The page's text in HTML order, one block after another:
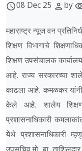
schedule08 Dec 25 personby
महाराष्ट्र न्यूज वन
शिक्षण विभागाचे
शिक्षण उपसंचालक
आहे. राज्य सरकारच्या
काढला आहे. कमळकर यांनी
केले आहे. शालेय शिक्षण
प्रशासनाधिकारी
येथे प्रशासनाधिकारी
उपसचिव मो. बा.